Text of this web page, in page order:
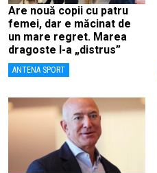
Are nouă copii cu patru
femei, dar e măcinat de
un mare regret. Marea
dragoste l-a „distrus”
ANTENA SPORT